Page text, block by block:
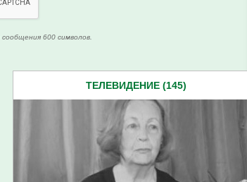
600 символов.
ТЕЛЕВИДЕНИЕ (145)